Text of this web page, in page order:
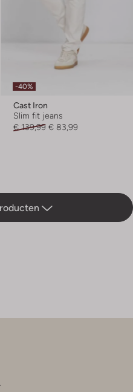
-40%
Cast Iron
Slim fit jeans
€ 139,99 € 83,99